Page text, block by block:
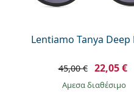
Lentiamo Tanya Deep
45,00 € 22,05 €
άμεσα διαθέσιμο